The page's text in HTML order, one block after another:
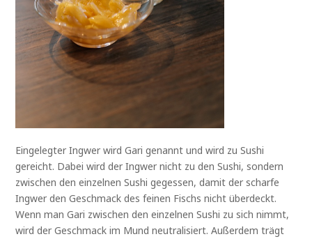
Eingelegter Ingwer wird Gari genannt und wird zu Sushi
gereicht. Dabei wird der Ingwer nicht zu den Sushi, sondern
zwischen den einzelnen Sushi gegessen, damit der scharfe
Ingwer den Geschmack des feinen Fischs nicht überdeckt.
Wenn man Gari zwischen den einzelnen Sushi zu sich nimmt,
wird der Geschmack im Mund neutralisiert. Außerdem trägt